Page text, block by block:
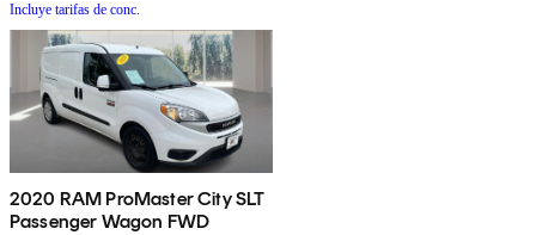
Incluye tarifas de conc.
2020 RAM ProMaster City SLT
Passenger Wagon FWD